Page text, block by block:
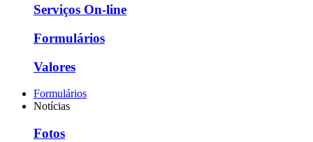
Serviços On-line
Formulários
Valores
Formulários
Notícias
Fotos